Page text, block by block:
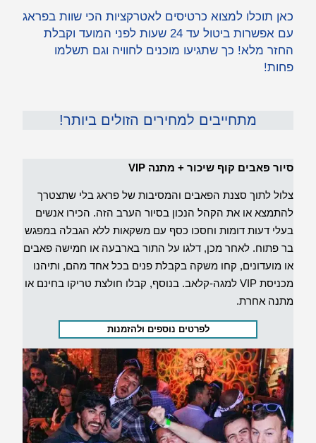
כאן תוכלו למצוא כרטיסים לאטרקציות הכי שוות בפראג
עם אפשרות ביטול עד 24 שעות לפני המועד וקבלת
החזר מלא! כך שתגיעו מוכנים לחוויה וגם תשלמו
פחות!
מתחייבים למחירים הזולים ביותר!
סיור פאבים קוף שיכור + מתנה VIP
צלול לתוך סצנת הפאבים והמסיבות של פראג בלי שתצטרך
להתמצא או את הקהל הנכון בסיור הערב הזה. הכירו אנשים
בעלי דעות דומות וחסכו כסף עם משקאות ללא הגבלה במפגש
בר פתוח. לאחר מכן, דלגו על התור בארבעה או חמישה פאבים
או מועדונים, קחו משקה בקבלת פנים בכל אחד מהם, ותיהנו
מכניסת VIP למגה-קלאב. בנוסף, קבלו חולצת טריקו בחינם או
מתנה אחרת.
לפרטים נוספים ולהזמנות